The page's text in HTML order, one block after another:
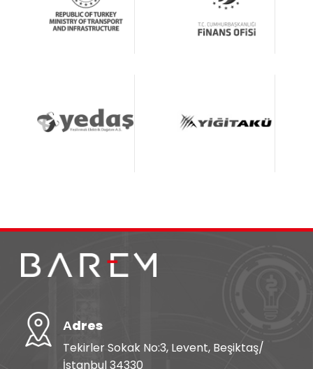
Аdres
Tekirler Sokak No:3, Levent, Beşiktaş/
İstanbul 34330